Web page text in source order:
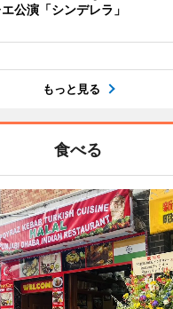
公演「シンデレラ」
もっと見る
食べる